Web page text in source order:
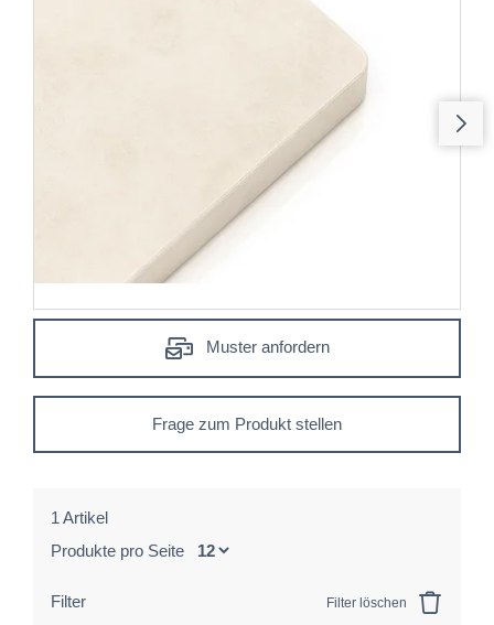
Muster anfordern
Frage zum Produkt stellen
1 Artikel
Produkte pro Seite
Filter Filter löschen